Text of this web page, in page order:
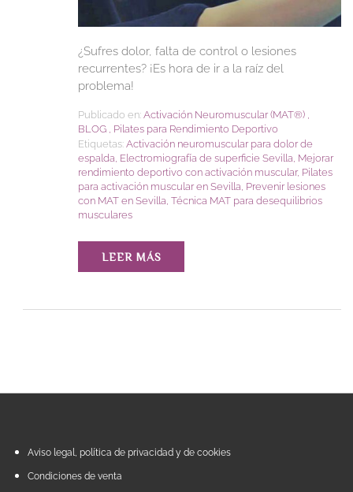
¿Sufres dolor, falta de control o lesiones
recurrentes? ¡Es hora de ir a la raíz del
problema!
Publicado en: Activación Neuromuscular (MAT®️) ,
BLOG , Pilates para Rendimiento Deportivo
Etiquetas: Activación neuromuscular para dolor de
espalda, Electromiografía de superficie Sevilla, Mejorar
rendimiento deportivo con activación muscular, Pilates
para activación muscular en Sevilla, Prevenir lesiones
con MAT en Sevilla, Técnica MAT para desequilibrios
musculares
LEER MÁS
Aviso legal, política de privacidad y de cookies
Condiciones de venta